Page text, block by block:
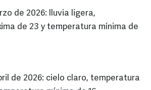
de 2026: lluvia ligera,
de 23 y temperatura mínima de
de 2026: cielo claro, temperatura